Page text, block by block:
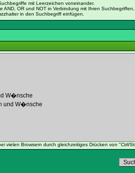
mit Leerzeichen voneinander.
AND, OR und NOT in Verbindung mit Ihren
in den Suchbegriff einfügen.
vielen Browsern durch gleichzeitiges Drücken von "Ctrl/